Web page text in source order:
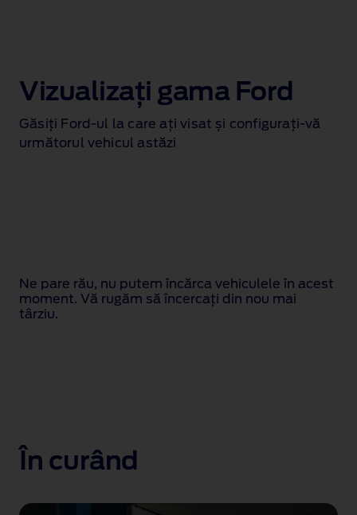
Vizualizați gama Ford
Găsiți Ford‑ul la care ați visat și configurați‑vă
următorul vehicul astăzi
Ne pare rău, nu putem încărca vehiculele în acest
moment. Vă rugăm să încercați din nou mai
târziu.
În curând